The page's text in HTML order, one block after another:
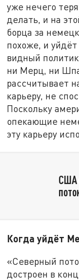
уже нечего
делать, и на
борца за
похоже, и
видный
ни Мерц, ни
рассчитывает
карьеру, не
Поскольку
опекающие
эту карьеру
США
Когда уйдёт
«Северный
достроен в